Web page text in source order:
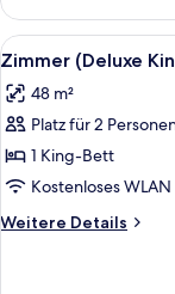
(Deluxe
King
202)
Alle
Fotos
für
Zimmer
(Deluxe
King
206)
anzeigen
5
Zimmer (Deluxe
48 m²
Platz für 2
1 King-Bett
Kostenloses WLAN
Weitere Details
Weitere